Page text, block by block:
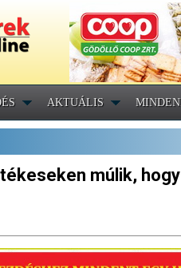
AKTUÁLIS
múlik,